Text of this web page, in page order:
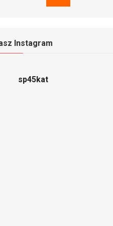
Instagram
sp45kat